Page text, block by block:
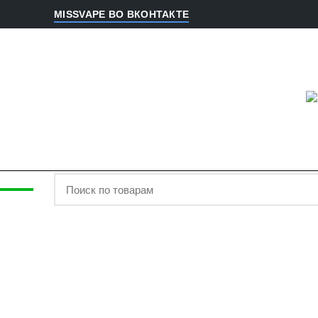
MISSVAPE ВО ВКОНТАКТЕ